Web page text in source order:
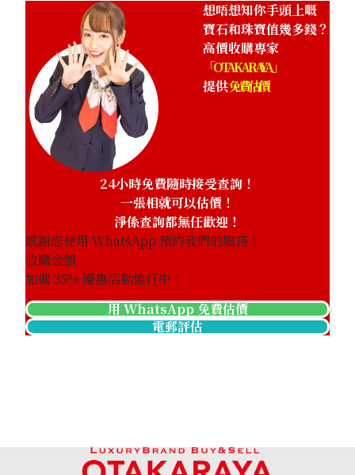
tanzanite necklace
參考回收價
想唔想知你手頭上嘅
寶石和珠寶值幾多錢？
高價收購專家
「OTAKARAYA」
提供免費估價
24小時免費隨時接受查詢！
一張相就可以估價！
淨係查詢都無任歡迎！
感謝您使用 WhatsApp 預約我們的服務！
收購金額
加碼35% 優惠活動進行中！
用 WhatsApp 免費估價
電郵評估